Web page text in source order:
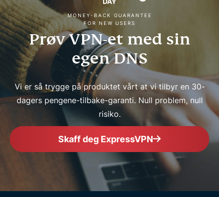
MONEY-BACK GUARANTEE
FOR NEW USERS
Prøv VPN-et med sin
egen DNS
Vi er så trygge på produktet vårt at vi tilbyr en 30-
dagers pengene-tilbake-garanti. Null problem, null
risiko.
Skaff deg ExpressVPN